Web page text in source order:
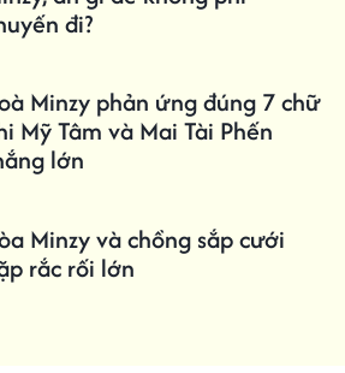
đi?
Minzy phản ứng đúng 7 chữ
Mỹ Tâm và Mai Tài Phến
lớn
Minzy và chồng sắp cưới
rắc rối lớn